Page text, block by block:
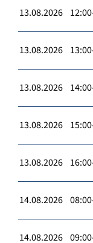
13.08.2026
13.08.2026
13.08.2026
13.08.2026
13.08.2026
14.08.2026
14.08.2026